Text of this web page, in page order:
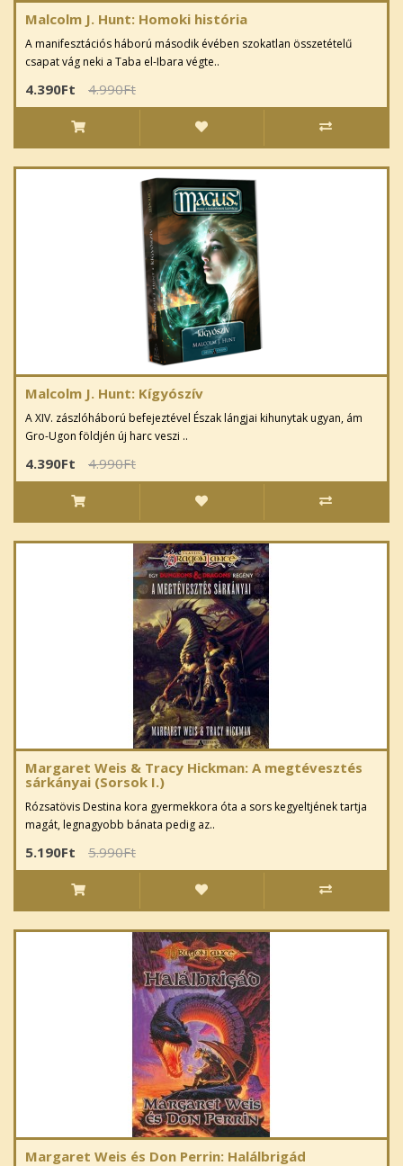
Malcolm J. Hunt: Homoki história
A manifesztációs háború második évében szokatlan összetételű
csapat vág neki a Taba el-Ibara végte..
4.390Ft 4.990Ft
Malcolm J. Hunt: Kígyószív
A XIV. zászlóháború befejeztével Észak lángjai kihunytak ugyan, ám
Gro-Ugon földjén új harc veszi ..
4.390Ft 4.990Ft
Margaret Weis & Tracy Hickman: A megtévesztés
sárkányai (Sorsok I.)
Rózsatövis Destina kora gyermekkora óta a sors kegyeltjének tartja
magát, legnagyobb bánata pedig az..
5.190Ft 5.990Ft
Margaret Weis és Don Perrin: Halálbrigád